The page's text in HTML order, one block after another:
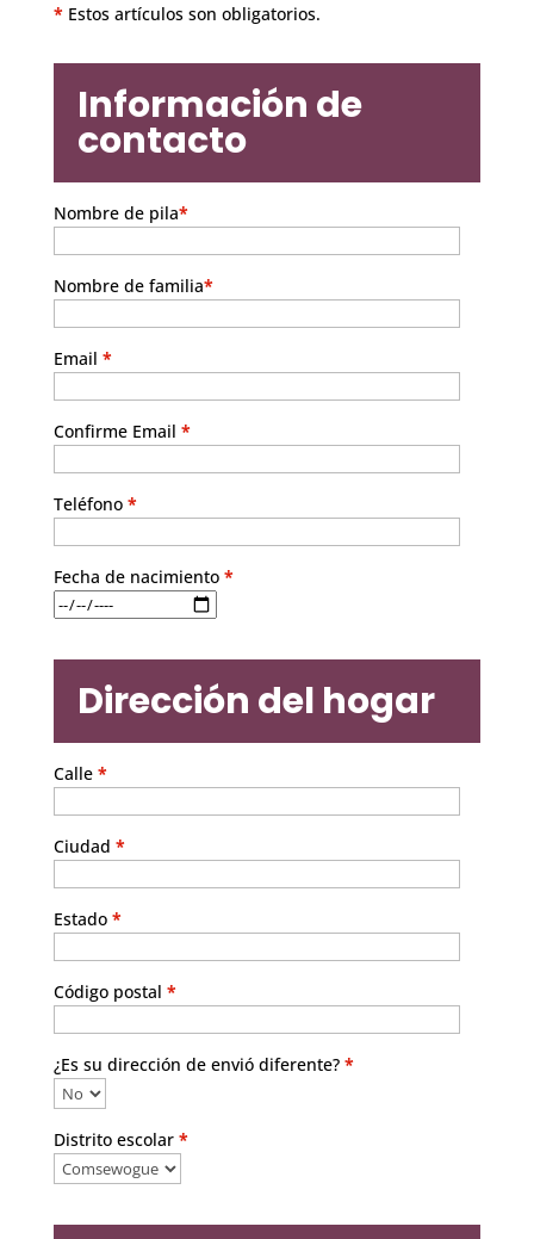
*Estos artículos son obligatorios.
Información de
contacto
Nombre de pila*
Nombre de familia*
Email *
Confirme Email *
Teléfono *
Fecha de nacimiento *
Dirección del hogar
Calle *
Ciudad *
Estado *
Código postal *
¿Es su dirección de envió diferente? *
Distrito escolar *